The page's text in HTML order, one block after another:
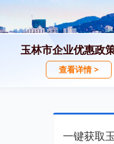
玉林市企业优惠政
查看详情 >
一键获取